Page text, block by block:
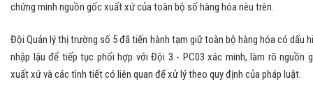
chứng minh nguồn gốc xuất xứ của toàn bộ số hàng hóa nêu trên.
Đội Quản lý thị trường số 5 đã tiến hành tạm giữ toàn bộ hàng hóa có dấu
nhập lậu để tiếp tục phối hợp với Đội 3 - PC03 xác minh, làm rõ nguồn
xuất xứ và các tình tiết có liên quan để xử lý theo quy định của pháp luật.